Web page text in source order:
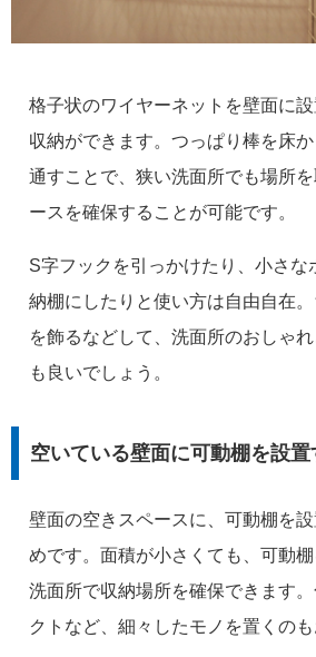
格子状のワイヤーネットを壁面に
収納ができます。つっぱり棒を床
通すことで、狭い洗面所でも場所
ースを確保することが可能です。
S字フックを引っかけたり、小さな
納棚にしたりと使い方は自由自在
を飾るなどして、洗面所のおしゃ
も良いでしょう。
空いている壁面に可動棚を設置
壁面の空きスペースに、可動棚を
めです。面積が小さくても、可動
洗面所で収納場所を確保できます
クトなど、細々したモノを置くのも